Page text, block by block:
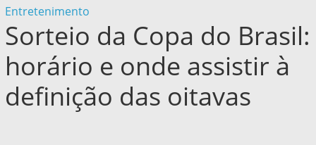
Entretenimento
Sorteio da Copa do Brasil:
horário e onde assistir à
definição das oitavas